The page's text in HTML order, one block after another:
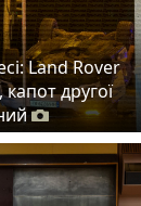
Land Rover
другої